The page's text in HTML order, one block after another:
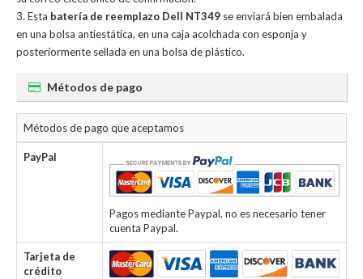
Esta batería de reemplazo Dell NT349 se enviará bien embalada
en una bolsa antiestática, en una caja acolchada con esponja y
posteriormente sellada en una bolsa de plástico.
Métodos de pago
Métodos de pago que aceptamos
PayPal
Pagos mediante Paypal, no es necesario tener
cuenta Paypal.
Tarjeta de
crédito